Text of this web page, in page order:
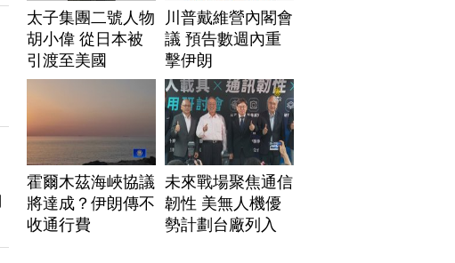
太子集團二號人物
胡小偉 從日本被
引渡至美國
川普戴維營內閣會
議 預告數週內重
擊伊朗
霍爾木茲海峽協議
將達成？伊朗傳不
收通行費
未來戰場聚焦通信
韌性 美無人機優
勢計劃台廠列入